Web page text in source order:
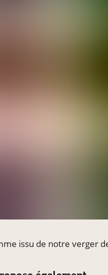
issu de notre verger